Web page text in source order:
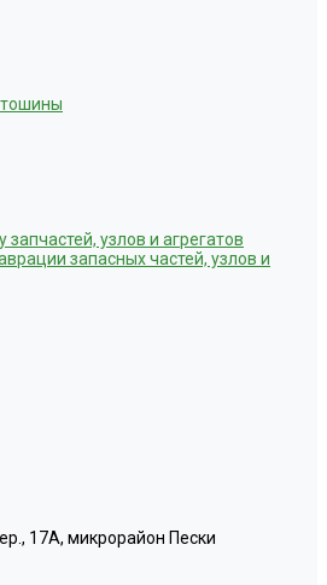
узлов и агрегатов
запасных частей, узлов и
17А, микрорайон Пески